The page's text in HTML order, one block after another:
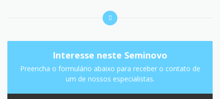
Interesse neste Seminovo
Preencha o formulário abaixo para receber o contato de
um de nossos especialistas.